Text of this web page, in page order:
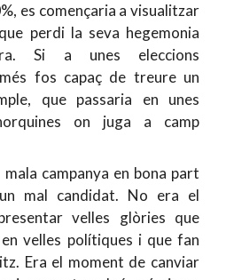
es començaria a visualitzar
perdi la seva hegemonia
Si a unes eleccions
fos capaç de treure un
que passaria en unes
on juga a camp
campanya en bona part
mal candidat. No era el
velles glòries que
velles polítiques i que fan
Era el moment de canviar